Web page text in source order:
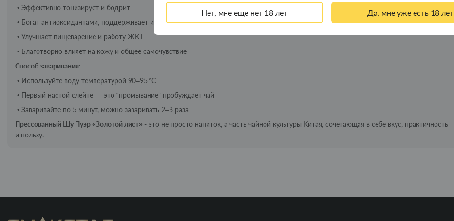
Нет, мне еще нет 18 лет Да, мне уже есть 18 лет
• Эффективно тонизирует и бодрит
• Богат антиоксидантами, поддерживает иммунитет
• Улучшает пищеварение и работу ЖКТ
• Благотворно влияет на кожу и общее самочувствие
Способ заваривания:
• Используйте воду температурой 90–95 °C
• Первый настой слейте — это “промывание” пробуждает чай
• Заваривайте по 5 минут, можно заваривать 2–3 раза
Прессованный Шу Пуэр «Золотой лист» - это не просто напиток, а часть чайной культуры Китая, сочетающая в себе вкус, практичность
и пользу.